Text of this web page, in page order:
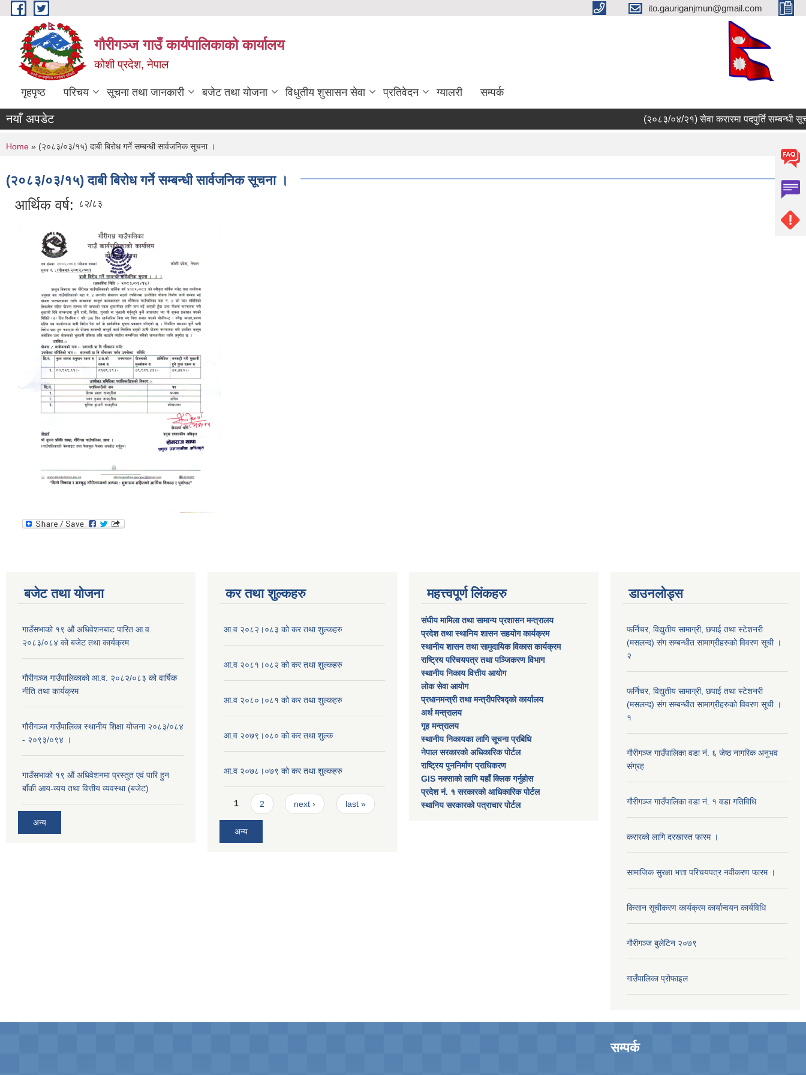
Skip to main content ito.gauriganjmun@gmail.com
गौरीगञ्‍ज गाउँ कार्यपालिकाको कार्यालय
कोशी प्रदेश, नेपाल
गृहपृष्ठ परिचय सूचना तथा जानकारी बजेट तथा योजना विधुतीय शुसासन सेवा प्रतिवेदन ग्यालरी सम्पर्क
नयाँ अपडेट (२०८३/०४/२१) सेवा करारमा पदपुर्ति सम्बन्धी सूचना
You are here
Home » (२०८३/०३/१५) दाबी बिरोध गर्ने सम्बन्धी सार्वजनिक सूचना ।
(२०८३/०३/१५) दाबी बिरोध गर्ने सम्बन्धी सार्वजनिक सूचना ।
आर्थिक वर्ष: ८२/८३
बजेट तथा याेजना
गाउँसभाको १९ औं अधिवेशनबाट पारित आ.व.
२०८३/०८४ को बजेट तथा कार्यक्रम
गौरीगञ्ज गाउँपालिकाको आ.व. २०८२/०८३ को वार्षिक
नीति तथा कार्यक्रम
गौरीगञ्ज गाउँपालिका स्थानीय शिक्षा योजना २०८३/०८४
- २०९३/०९४ ।
गाउँसभाको १९ ‌औं अधिवेशनमा प्रस्तुत एवं पारि हुन
बाँकी आय-व्यय तथा वित्तीय व्यवस्था (बजेट)
अन्य
कर तथा शुल्कहरु
आ.व २०८२।०८३ को कर तथा शुल्कहरु
आ.व २०८१।०८२ को कर तथा शुल्कहरु
आ.व २०८०।०८१ को कर तथा शुल्कहरु
आ.व २०७९।०८० को कर तथा शुल्क
आ.व २०७८।०७९ काे कर तथा शुल्कहरु
Pages
1 2 next › last »
अन्य
महत्त्वपूर्ण लिंकहरु
संघीय मामिला तथा सामान्य प्रशासन मन्त्रालय
प्रदेश तथा स्थानिय शासन सहयोग कार्यक्रम
स्थानीय शासन तथा सामुदायिक विकास कार्यक्रम
राष्ट्रिय परिचयपत्र तथा पञ्जिकरण विभाग
स्थानीय निकाय वित्तीय आयोग
लोक सेवा आयोग
प्रधानमन्त्री तथा मन्त्रीपरिषद्को कार्यालय
अर्थ मन्त्रालय
गृह मन्त्रालय
स्थानीय निकायका लागि सूचना प्रबिधि
नेपाल सरकारको अधिकारिक पोर्टल
राष्ट्रिय पुननिर्माण प्राधिकरण
GIS नक्साको लागि यहाँ क्लिक गर्नुहोस
प्रदेश नं. १ सरकारको आधिकारिक पोर्टल
स्थानिय सरकारको पत्राचार पोर्टल
डाउनलोड्स
फर्निचर, विद्युतीय सामाग्री, छपाई तथा स्टेशनरी
(मसलन्द) संग सम्बन्धीत सामाग्रीहरुको विवरण सूची ।
२
फर्निचर, विद्युतीय सामाग्री, छपाई तथा स्टेशनरी
(मसलन्द) संग सम्बन्धीत सामाग्रीहरुको विवरण सूची ।
१
गौरीगञ्‍ज गाउँपालिका वडा नं. ६ जेष्ठ नागरिक अनुभव
संग्रह
गौरीगञ्‍ज गाउँपालिका वडा नं. १ वडा गतिविधि
करारको लागि दरखास्त फारम ।
सामाजिक सुरक्षा भत्ता परिचयपत्र नवीकरण फारम ।
किसान सूचीकरण कार्यक्रम कार्यान्वयन कार्यविधि
गौरीगञ्‍ज बुलेटिन २०७९
गाउँपालिका प्रोफाइल
सम्पर्क